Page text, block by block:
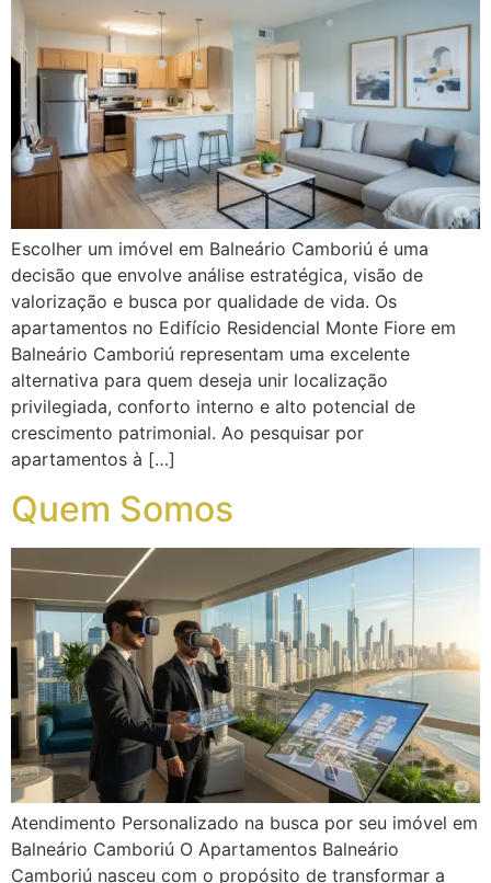
Escolher um imóvel em Balneário Camboriú é uma
decisão que envolve análise estratégica, visão de
valorização e busca por qualidade de vida. Os
apartamentos no Edifício Residencial Monte Fiore em
Balneário Camboriú representam uma excelente
alternativa para quem deseja unir localização
privilegiada, conforto interno e alto potencial de
crescimento patrimonial. Ao pesquisar por
apartamentos à […]
Quem Somos
Atendimento Personalizado na busca por seu imóvel em
Balneário Camboriú O Apartamentos Balneário
Camboriú nasceu com o propósito de transformar a